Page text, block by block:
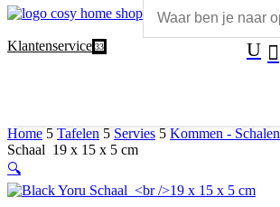

U
Klantenservice 3
Home 5 Tafelen 5 Servies 5 Kommen - Schalen
Schaal 19 x 15 x 5 cm
🔍